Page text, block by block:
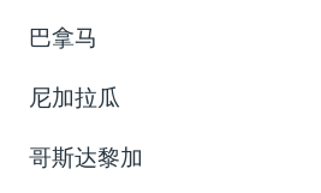
巴拿马
尼加拉瓜
哥斯达黎加